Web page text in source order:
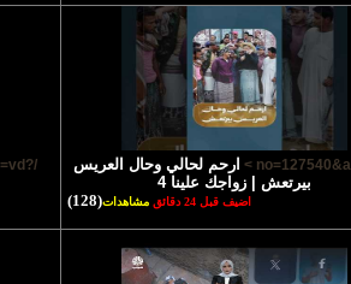
ارحم لحالي وحال العريس
بيرتعش | زواجك علينا 4
اضيف قبل 24 دقائق مشاهدات(128)
/?no=127539&ac=vd >